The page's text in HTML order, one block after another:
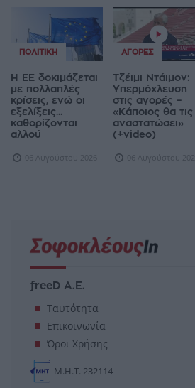
ΠΟΛΙΤΙΚΉ
Η ΕΕ δοκιμάζεται
με πολλαπλές
κρίσεις, ενώ οι
εξελίξεις...
καθορίζονται
αλλού
06 Αυγούστου 2026
ΑΓΟΡΈΣ
Τζέιμι Ντάιμον:
Υπερμόχλευση
στις αγορές –
«Κάποιος θα τις
αναστατώσει»
(+video)
06 Αυγούστου 2026